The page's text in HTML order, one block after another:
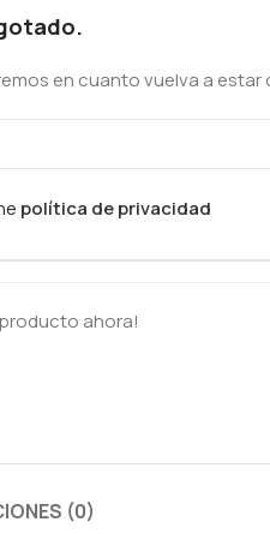
en cuanto vuelva a estar
política de privacidad
ahora!
(0)